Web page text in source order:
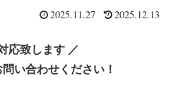
2025.11.27 2025.12.13
応致します ／
い合わせください！